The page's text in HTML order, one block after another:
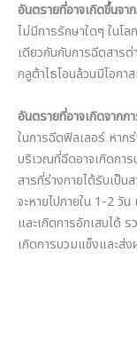
อันตรายที่อาจเกิดขึ้นจ
ไม่มีการรักษาใดๆ ในโ
เดียวกันกับการฉีดสารต่
กลูต้าไธโอนล้วนมีโอกา
อันตรายที่อาจเกิดจากก
ในการฉีดฟิลเลอร์ หาก
บริเวณที่ฉีดอาจเกิดกา
สารที่ร่างกายได้รับเป็
จะหายไปภายใน 1-2 วั
และเกิดการอักเสบได้
เกิดการบวมแข็งและส่